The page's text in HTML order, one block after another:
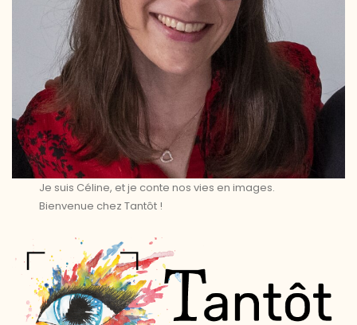
Je suis Céline, et je conte nos vies en images.
Bienvenue chez Tantôt !